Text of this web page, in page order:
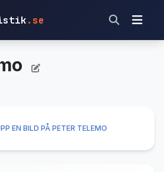
.se
EN BILD PÅ PETER TELEMO